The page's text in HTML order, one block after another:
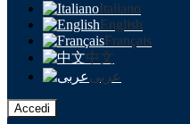
Italiano
English
Français
中文
عربى
Accedi